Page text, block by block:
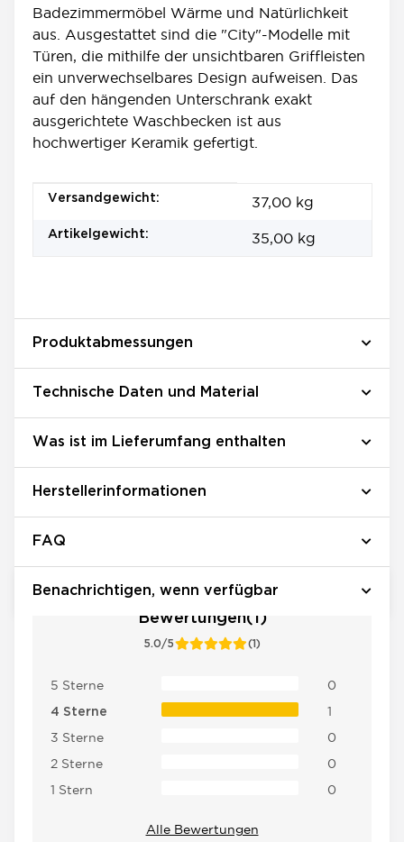
Badezimmermöbel Wärme und Natürlichkeit
aus. Ausgestattet sind die "City"-Modelle mit
Türen, die mithilfe der unsichtbaren Griffleisten
ein unverwechselbares Design aufweisen. Das
auf den hängenden Unterschrank exakt
ausgerichtete Waschbecken ist aus
hochwertiger Keramik gefertigt.
Produkteigenschaft
Wert
Versandgewicht: 37,00 kg
Artikelgewicht: 35,00 kg
Produktabmessungen
Technische Daten und Material
Was ist im Lieferumfang enthalten
Herstellerinformationen
FAQ
Benachrichtigen, wenn verfügbar
Bewertungen(1)
5.0/5 (1)
5 Sterne 0
4 Sterne
1
3 Sterne
0
2 Sterne
0
1 Stern
0
Alle Bewertungen